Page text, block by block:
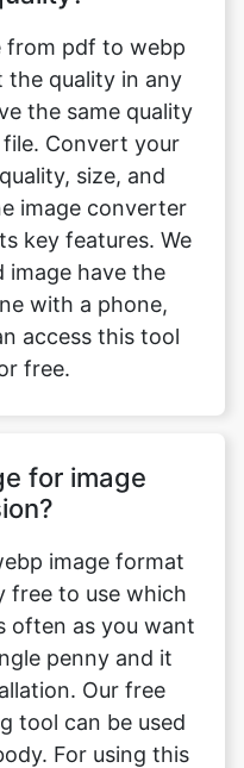
the same quality
Convert your
size, and
image converter
key features. We
image have the
with a phone,
access this tool
free.
for image
image format
free to use which
penny and it
Our free
tool can be used
For using this
to have any
all. Our image
free and online,